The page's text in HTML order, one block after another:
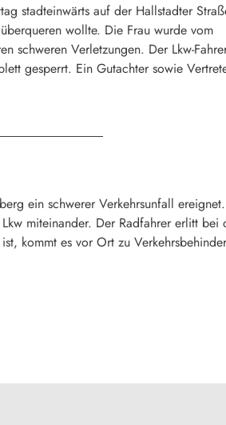
stadteinwärts auf der Hallstadter
wollte. Die Frau wurde vom
schweren Verletzungen. Der Lkw-
gesperrt. Ein Gutachter sowie
ein schwerer Verkehrsunfall
miteinander. Der Radfahrer erlitt bei
kommt es vor Ort zu